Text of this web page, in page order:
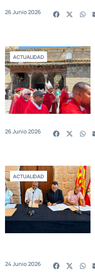
26 Junio 2026
ACTUALIDAD
26 Junio 2026
ACTUALIDAD
24 Junio 2026